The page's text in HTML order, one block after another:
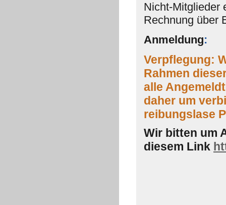
Nicht-Mitglieder
Rechnung über
Anmeldung:
Verpflegung:
Rahmen
alle
daher um
reibungslase
Wir bitten um
diesem Link